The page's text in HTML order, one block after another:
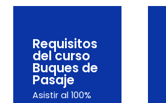
Requisitos
del curso
Buques de
Pasaje
Asistir al 100%